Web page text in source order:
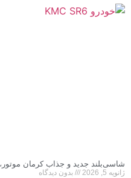
شاسی‌بلند جدید و جذاب کرمان موتور، KMC SR6، به بازار می‌آید
ژانویه 5, 2026 بدون دیدگاه